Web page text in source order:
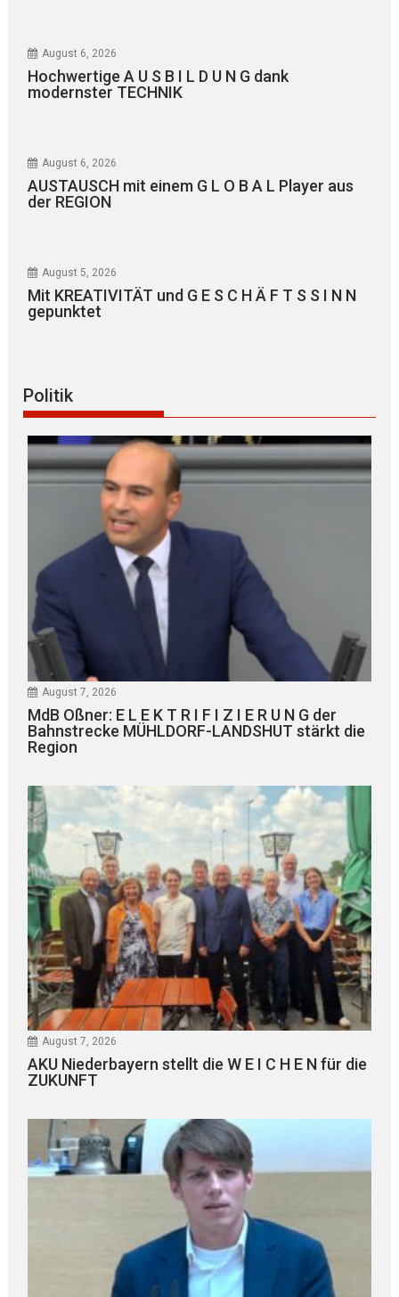
August 6, 2026
Hochwertige A U S B I L D U N G dank
modernster TECHNIK
August 6, 2026
AUSTAUSCH mit einem G L O B A L Player aus
der REGION
August 5, 2026
Mit KREATIVITÄT und G E S C H Ä F T S S I N N
gepunktet
Politik
August 7, 2026
MdB Oßner: E L E K T R I F I Z I E R U N G der
Bahnstrecke MÜHLDORF-LANDSHUT stärkt die
Region
August 7, 2026
AKU Niederbayern stellt die W E I C H E N für die
ZUKUNFT